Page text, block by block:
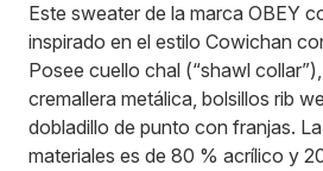
Este sweater de la marca OBEY
inspirado en el estilo Cowichan
Posee cuello chal (“shawl
cremallera metálica, bolsillos rib
dobladillo de punto con franjas.
materiales es de 80 % acrílico y